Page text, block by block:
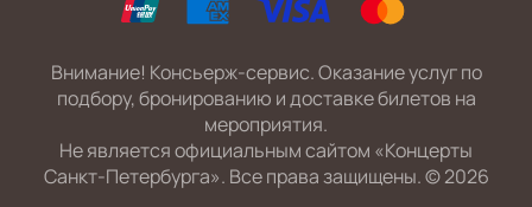
Внимание! Консьерж-сервис. Оказание услуг по
подбору, бронированию и доставке билетов на
мероприятия.
Не является официальным сайтом «Концерты
Санкт-Петербурга». Все права защищены.©2026